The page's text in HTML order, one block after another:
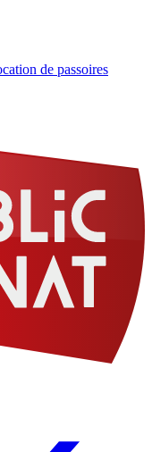
de passoires